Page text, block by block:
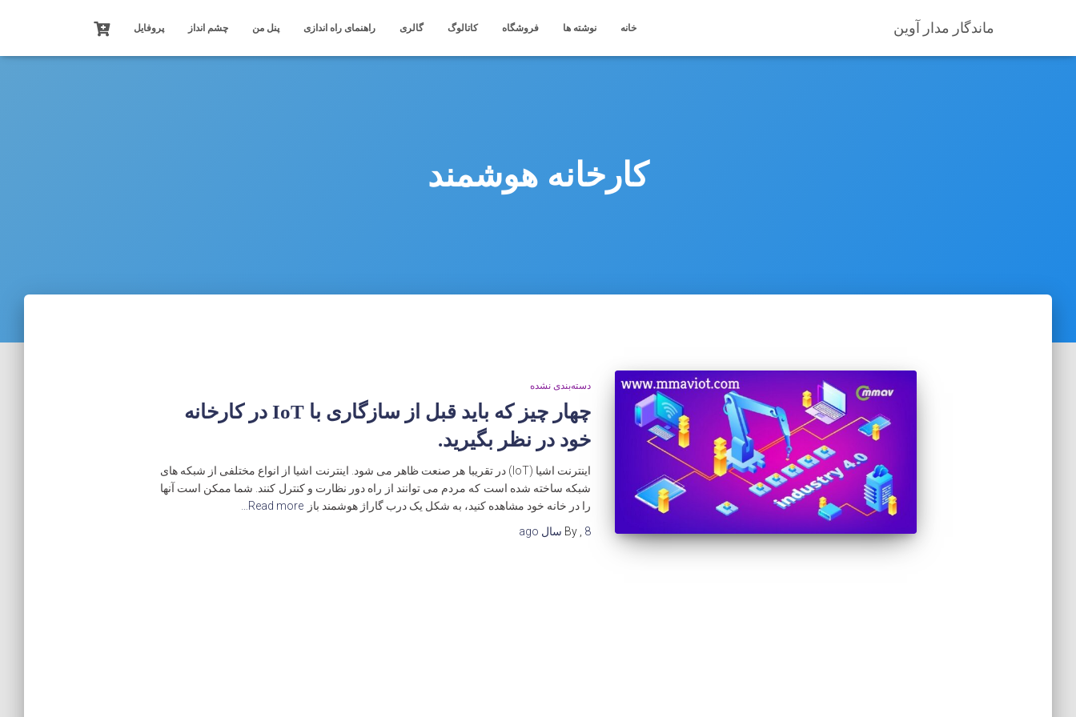
ماندگار مدار آوین خانه نوشته ها فروشگاه کاتالوگ گالری راهنمای راه اندازی پنل من چشم انداز پروفایل
کارخانه هوشمند
دسته‌بندی نشده
چهار چیز که باید قبل از سازگاری با IoT در کارخانه
خود در نظر بگیرید.
اینترنت اشیا (IoT) در تقریبا هر صنعت ظاهر می شود. اینترنت اشیا از انواع مختلفی از شبکه های
شبکه ساخته شده است که مردم می توانند از راه دور نظارت و کنترل کنند. شما ممکن است آنها
را در خانه خود مشاهده کنید، به شکل یک درب گاراژ هوشمند باز Read more…
By
8 سال